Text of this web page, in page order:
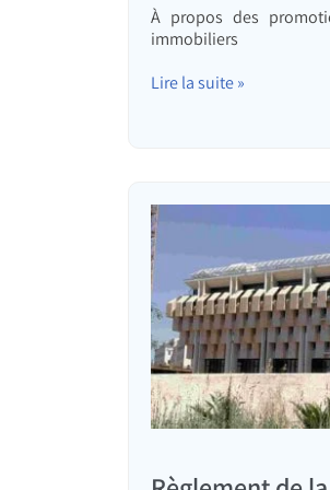
À propos des
immobiliers
Lire la suite »